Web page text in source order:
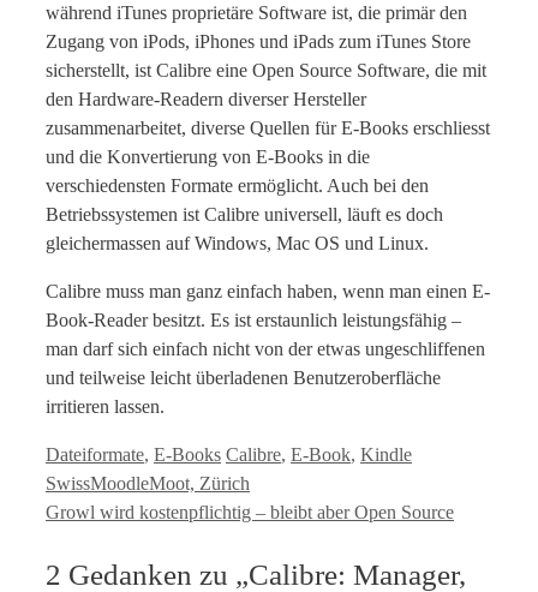
während iTunes proprietäre Software ist, die primär den
Zugang von iPods, iPhones und iPads zum iTunes Store
sicherstellt, ist Calibre eine Open Source Software, die mit
den Hardware-Readern diverser Hersteller
zusammenarbeitet, diverse Quellen für E-Books erschliesst
und die Konvertierung von E-Books in die
verschiedensten Formate ermöglicht. Auch bei den
Betriebssystemen ist Calibre universell, läuft es doch
gleichermassen auf Windows, Mac OS und Linux.
Calibre muss man ganz einfach haben, wenn man einen E-
Book-Reader besitzt. Es ist erstaunlich leistungsfähig –
man darf sich einfach nicht von der etwas ungeschliffenen
und teilweise leicht überladenen Benutzeroberfläche
irritieren lassen.
Kategorien
Dateiformate, E-Books Tags
Calibre, E-Book, Kindle
SwissMoodleMoot, Zürich
Growl wird kostenpflichtig – bleibt aber Open Source
2 Gedanken zu „Calibre: Manager,